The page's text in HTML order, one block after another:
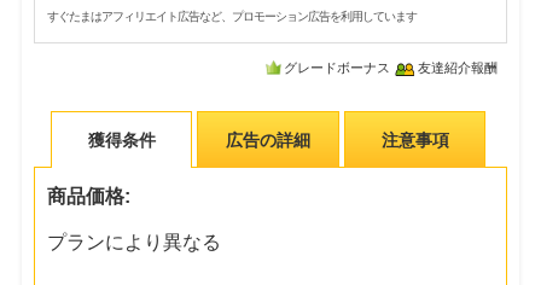
すぐたまはアフィリエイト広告など、プロモーション広告を利用しています
グレードボーナス 友達紹介報酬
獲得条件 広告の詳細 注意事項
商品価格:
プランにより異なる